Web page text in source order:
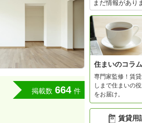
掲載数 664 件
まだ情報があり
住まいのコラム
専門家監修！賃
しまで住まいの
をお届け。
賃貸用